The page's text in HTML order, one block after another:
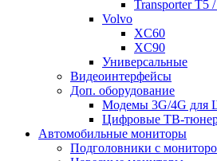
Transporter T5
Volvo
XC60
XC90
Универсальные
Видеоинтерфейсы
Доп. оборудование
Модемы 3G/4G для
Цифровые ТВ-
Автомобильные мониторы
Подголовники с